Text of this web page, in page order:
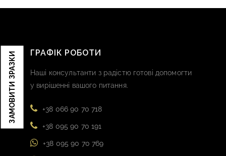
ЗАМОВИТИ ЗРАЗКИ ГРАФІК РОБОТИ
Наші консультанти з радістю готові допомогти
у вирішенні вашого питання.
+38 066 90 70 718
+38 095 90 70 191
+38 095 90 70 769